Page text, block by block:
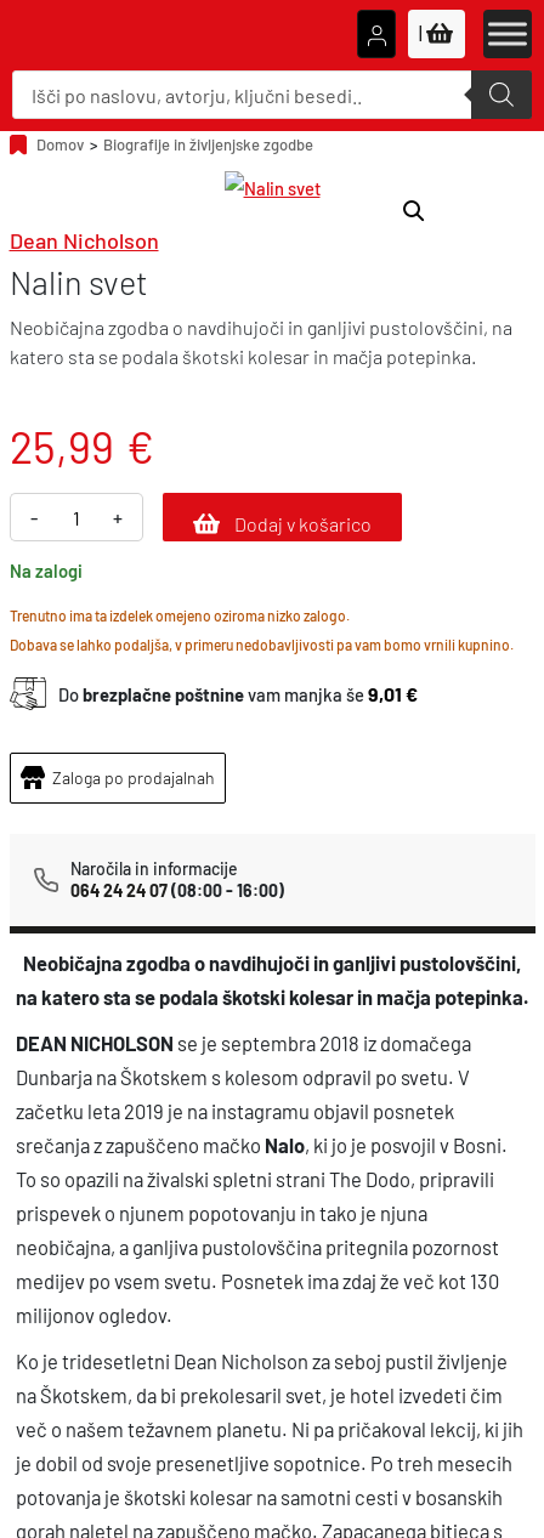
P
o
d
u
c
e
a
c
h
|
Domov > Biografije in življenjske zgodbe
Dean Nicholson
Nalin svet
Neobičajna zgodba o navdihujoči in ganljivi pustolovščini, na
katero sta se podala škotski kolesar in mačja potepinka.
25,99 €
-
a
l
i
n
s
e
i
n
a
+ Dodaj v košarico
Na zalogi
Trenutno ima ta izdelek omejeno oziroma nizko zalogo.
Dobava se lahko podaljša, v primeru nedobavljivosti pa vam bomo vrnili kupnino.
Dobrezplačne poštninevam manjka še9,01 €
Zaloga po prodajalnah
Naročila in informacije
064 24 24 07(08:00 - 16:00)
Neobičajna zgodba o navdihujoči in ganljivi pustolovščini,
na katero sta se podala škotski kolesar in mačja potepinka.
DEAN NICHOLSON se je septembra 2018 iz domačega
Dunbarja na Škotskem s kolesom odpravil po svetu. V
začetku leta 2019 je na instagramu objavil posnetek
srečanja z zapuščeno mačko Nalo, ki jo je posvojil v Bosni.
To so opazili na živalski spletni strani The Dodo, pripravili
prispevek o njunem popotovanju in tako je njuna
neobičajna, a ganljiva pustolovščina pritegnila pozornost
medijev po vsem svetu. Posnetek ima zdaj že več kot 130
milijonov ogledov.
Ko je tridesetletni Dean Nicholson za seboj pustil življenje
na Škotskem, da bi prekolesaril svet, je hotel izvedeti čim
več o našem težavnem planetu. Ni pa pričakoval lekcij, ki jih
je dobil od svoje presenetljive sopotnice. Po treh mesecih
potovanja je škotski kolesar na samotni cesti v bosanskih
gorah naletel na zapuščeno mačko. Zapacanega bitjeca s